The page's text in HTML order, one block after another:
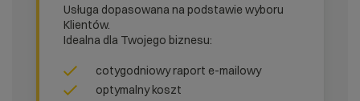
Usługa dopasowana na podstawie wyboru
Klientów.
Idealna dla Twojego biznesu:
cotygodniowy raport e-mailowy
optymalny koszt